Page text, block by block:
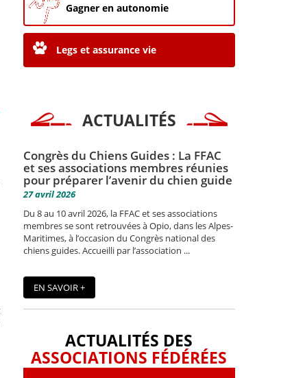
Gagner en autonomie
Legs et assurance vie
ACTUALITÉS
Congrès du Chiens Guides : La FFAC
et ses associations membres réunies
pour préparer l’avenir du chien guide
27 avril 2026
Du 8 au 10 avril 2026, la FFAC et ses associations
membres se sont retrouvées à Opio, dans les Alpes-
Maritimes, à l’occasion du Congrès national des
chiens guides. Accueilli par l’association ...
EN SAVOIR +
ACTUALITÉS DES
ASSOCIATIONS FÉDÉRÉES